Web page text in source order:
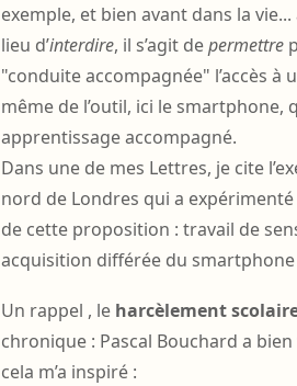
exemple, et bien avant dans la
lieu d’interdire, il s’agit depermettre
"conduite accompagnée" l’accès à
même de l’outil, ici le smartphone,
apprentissage accompagné.
Dans une de mes Lettres, je cite
nord de Londres qui a
de cette proposition : travail de
acquisition différée du smartphone
Un rappel , le harcèlement
chronique : Pascal Bouchard a
cela m’a inspiré :